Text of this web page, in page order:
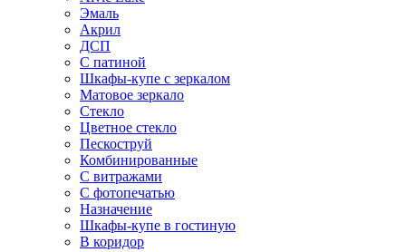
Эмаль
Акрил
ДСП
С патиной
Шкафы-купе с зеркалом
Матовое зеркало
Стекло
Цветное стекло
Пескоструй
Комбинированные
С витражами
С фотопечатью
Назначение
Шкафы-купе в гостиную
В коридор